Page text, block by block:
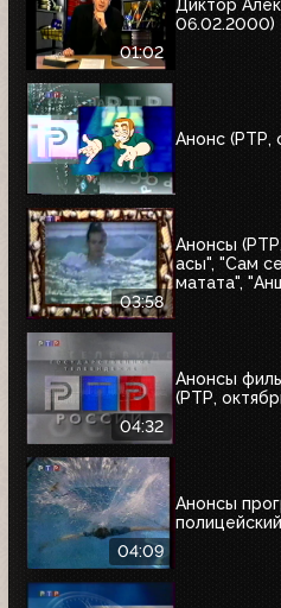
01:02
Диктор
06.02.2000)
Анонс (РТР,
03:58
Анонсы
асы", "Сам
матата",
04:32
Анонсы
(РТР,
04:09
Анонсы